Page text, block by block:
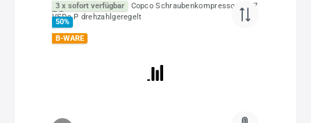
3 x sofort verfügbar
50%
B-WARE